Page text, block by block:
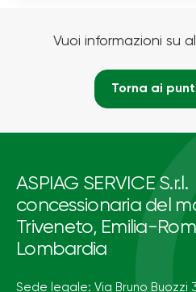
Vuoi informazioni su
Torna ai
ASPIAG SERVICE S.r.l.
concessionaria del
Triveneto, Emilia-
Lombardia
Sede legale: Via Bruno Buozzi